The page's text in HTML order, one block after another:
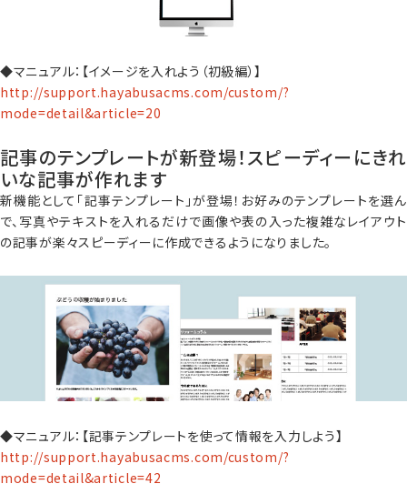
◆マニュアル：【イメージを入れよう（初級編）】
http://support.hayabusacms.com/custom/?
mode=detail&article=20
記事のテンプレートが新登場！スピーディーにきれ
いな記事が作れます
新機能として「記事テンプレート」が登場！お好みのテンプレートを選ん
で、写真やテキストを入れるだけで画像や表の入った複雑なレイアウト
の記事が楽々スピーディーに作成できるようになりました。
◆マニュアル：【記事テンプレートを使って情報を入力しよう】
http://support.hayabusacms.com/custom/?
mode=detail&article=42